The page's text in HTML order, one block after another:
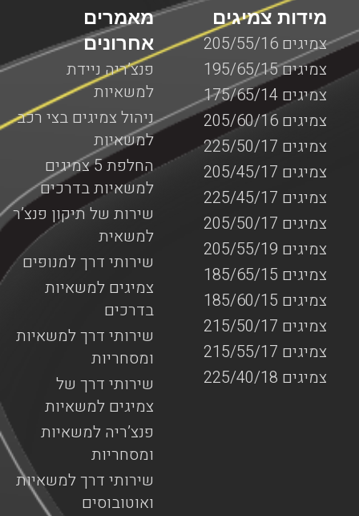
מאמרים
אחרונים
פנצ’ריה ניידת
למשאיות
ניהול צמיגים בצי רכב
למשאיות
החלפת 5 צמיגים
למשאיות בדרכים
שירות של תיקון פנצ’ר
למשאית
שירותי דרך למנופים
צמיגים למשאיות
בדרכים
שירותי דרך למשאיות
ומסחריות
שירותי דרך של
צמיגים למשאיות
פנצ’ריה למשאיות
ומסחריות
שירותי דרך למשאיות
ואוטובוסים
מידות צמיגים
צמיגים 205/55/16
צמיגים 195/65/15
צמיגים 175/65/14
צמיגים 205/60/16
צמיגים 225/50/17
צמיגים 205/45/17
צמיגים 225/45/17
צמיגים 205/50/17
צמיגים 205/55/19
צמיגים 185/65/15
צמיגים 185/60/15
צמיגים 215/50/17
צמיגים 215/55/17
צמיגים 225/40/18